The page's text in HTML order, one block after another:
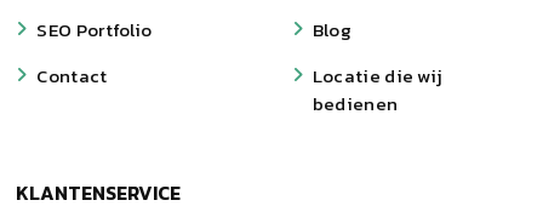
SEO Portfolio
Blog
Contact
Locatie die wij
bedienen
KLANTENSERVICE